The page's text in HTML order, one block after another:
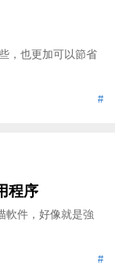
，也更加可以節省
#
程序
軟件，好像就是強
#